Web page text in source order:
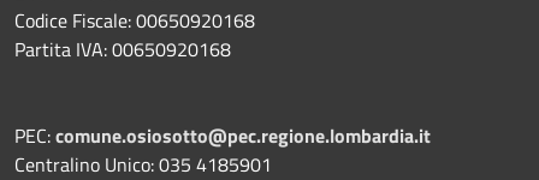
Codice Fiscale: 00650920168
Partita IVA: 00650920168
PEC:comune.osiosotto@pec.regione.lombardia.it
Centralino Unico: 035 4185901